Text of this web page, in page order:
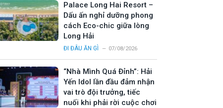
Palace Long Hai Resort –
Dấu ấn nghỉ dưỡng phong
cách Eco-chic giữa lòng
Long Hải
ĐI ĐÂU ĂN GÌ 07/08/2026
“Nhà Mình Quá Đỉnh”: Hải
Yến Idol lần đầu đảm nhận
vai trò đội trưởng, tiếc
nuối khi phải rời cuộc chơi